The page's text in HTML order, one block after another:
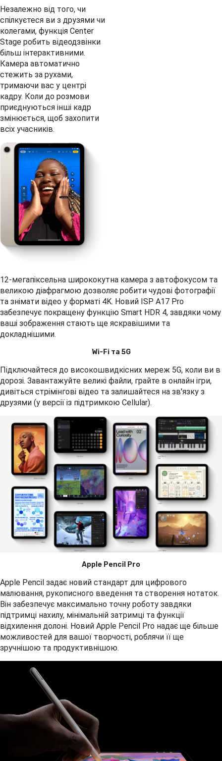
Незалежно від того, чи
спілкуєтеся ви з друзями чи
колегами, функція Center
Stage робить відеодзвінки
більш інтерактивними.
Камера автоматично
стежить за рухами,
тримаючи вас у центрі
кадру. Коли до розмови
приєднуються інші кадр
змінюється, щоб захопити
всіх учасників.
12-мегапіксельна ширококутна камера з автофокусом та
великою діафрагмою дозволяє робити чудові фотографії
та знімати відео у форматі 4K. Новий ISP A17 Pro
забезпечує покращену функцію Smart HDR 4, завдяки чому
ваші зображення стають ще яскравішими та
докладнішими.
Wi-Fi та 5G
Підключайтеся до високошвидкісних мереж 5G, коли ви в
дорозі. Завантажуйте великі файли, грайте в онлайн ігри,
дивіться стрімінгові відео та залишайтеся на зв'язку з
друзями (у версії із підтримкою Cellular).
Apple Pencil Pro
Apple Pencil задає новий стандарт для цифрового
малювання, рукописного введення та створення нотаток.
Він забезпечує максимально точну роботу завдяки
підтримці нахилу, мінімальній затримці та функції
відхилення долоні. Новий Apple Pencil Pro надає ще більше
можливостей для вашої творчості, роблячи її ще
зручнішою та продуктивнішою.